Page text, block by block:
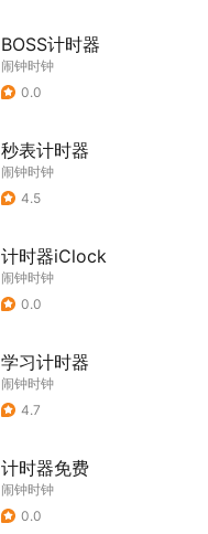
BOSS计时器
闹钟时钟
0.0
秒表计时器
闹钟时钟
4.5
计时器iClock
闹钟时钟
0.0
学习计时器
闹钟时钟
4.7
计时器免费
闹钟时钟
0.0